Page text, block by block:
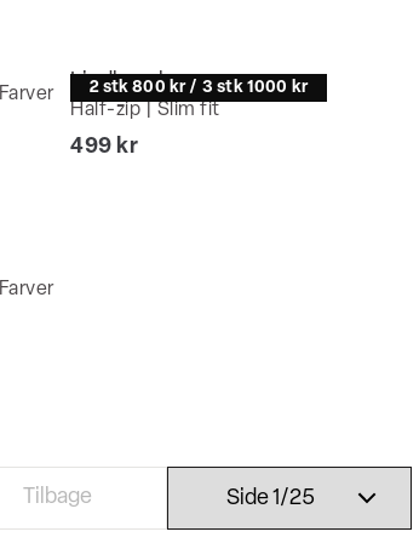
Farver 2 stk 800 kr / 3 stk 1000 kr
Lindbergh
Half-zip | Slim fit
I alt (inkl. rabat)
499 kr
Farver
Tilbage